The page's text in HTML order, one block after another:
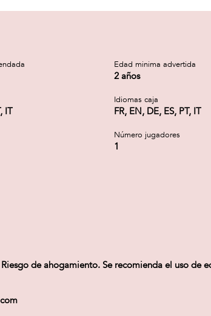
Edad minima advertida
2 años
IT
Idiomas caja
FR, EN, DE, ES, PT, IT
Número jugadores
1
de ahogamiento. Se recomienda el uso de